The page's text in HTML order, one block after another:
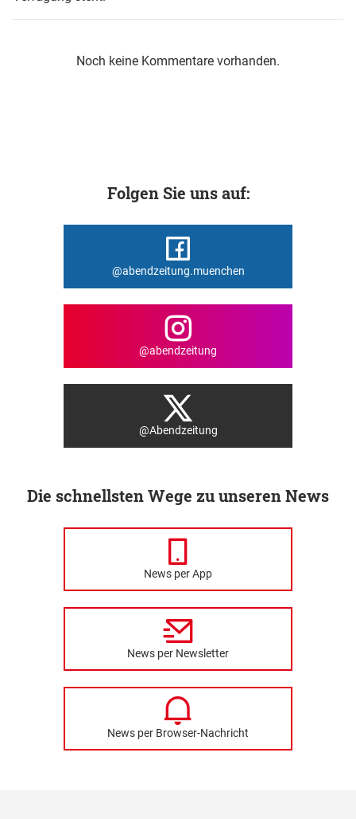
Noch keine Kommentare vorhanden.
Folgen Sie uns auf:
@abendzeitung.muenchen
@abendzeitung
@Abendzeitung
Die schnellsten Wege zu unseren News
News per App
News per Newsletter
News per Browser-Nachricht